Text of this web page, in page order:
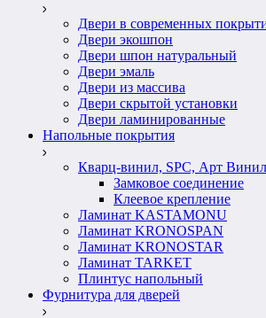
Двери в современных
Двери экошпон
Двери шпон натуральный
Двери эмаль
Двери из массива
Двери скрытой установки
Двери ламинированные
Напольные покрытия
Кварц-винил, SPC, Арт Винил
Замковое соединение
Клеевое крепление
Ламинат KASTAMONU
Ламинат KRONOSPAN
Ламинат KRONOSTAR
Ламинат TARKET
Плинтус напольный
Фурнитура для дверей